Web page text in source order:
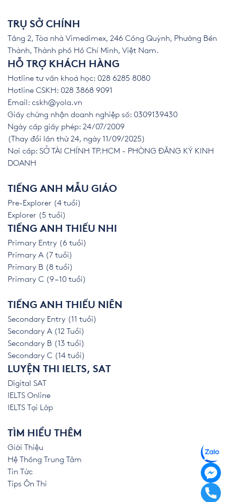
TRỤ SỞ CHÍNH
Tầng 2, Tòa nhà Vimedimex, 246 Cống Quỳnh, Phường Bến
Thành, Thành phố Hồ Chí Minh, Việt Nam.
HỖ TRỢ KHÁCH HÀNG
Hotline tư vấn khoá học: 028 6285 8080
Hotline CSKH: 028 3868 9091
Email: cskh@yola.vn
Giấy chứng nhận doanh nghiệp số: 0309139430
Ngày cấp giấy phép: 24/07/2009
(Thay đổi lần thứ 24, ngày 11/09/2025)
Nơi cấp: SỞ TÀI CHÍNH TP.HCM - PHÒNG ĐĂNG KÝ KINH
DOANH
TIẾNG ANH MẪU GIÁO
Pre-Explorer (4 tuổi)
Explorer (5 tuổi)
TIẾNG ANH THIẾU NHI
Primary Entry (6 tuổi)
Primary A (7 tuổi)
Primary B (8 tuổi)
Primary C (9 – 10 tuổi)
TIẾNG ANH THIẾU NIÊN
Secondary Entry (11 tuổi)
Secondary A (12 Tuổi)
Secondary B (13 tuổi)
Secondary C (14 tuổi)
LUYỆN THI IELTS, SAT
Digital SAT
IELTS Online
IELTS Tại Lớp
TÌM HIỂU THÊM
Giới Thiệu
Hệ Thống Trung Tâm
Tin Tức
Tips Ôn Thi